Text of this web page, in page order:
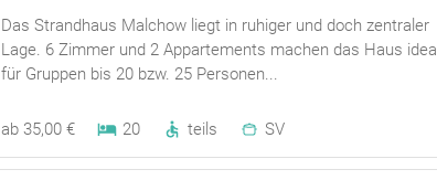
Das Strandhaus Malchow liegt in ruhiger und doch zentraler
Lage. 6 Zimmer und 2 Appartements machen das Haus ideal
für Gruppen bis 20 bzw. 25 Personen...
ab 35,00 € 20 teils SV